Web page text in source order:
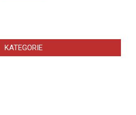
KATEGORIE